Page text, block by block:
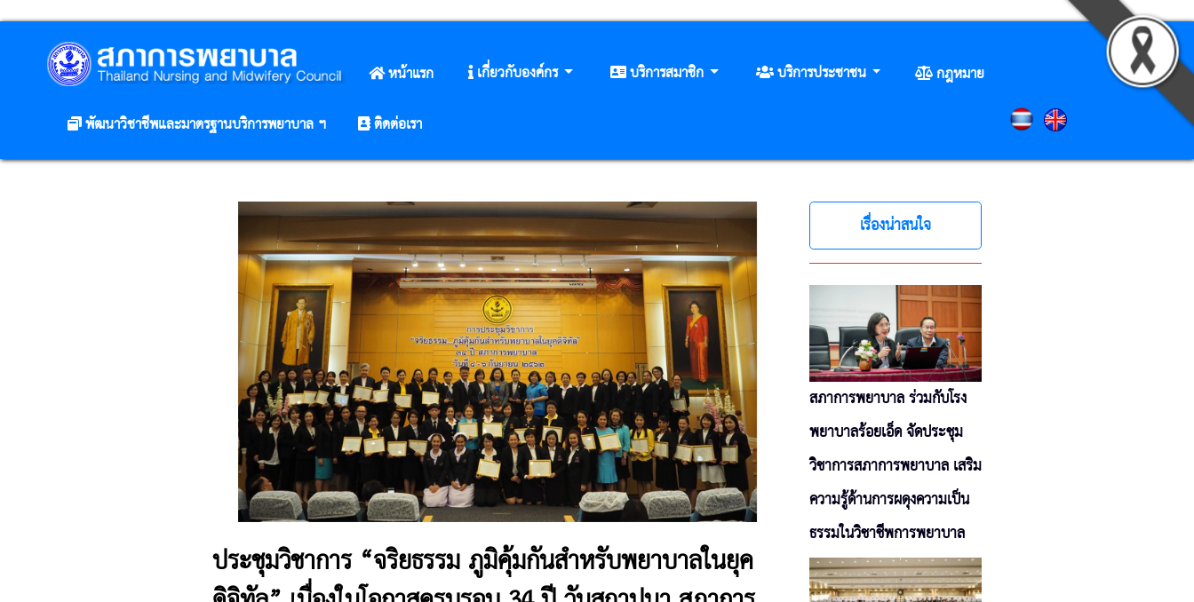
หน้าแรก เกี่ยวกับองค์กร บริการสมาชิก บริการประชาชน
กฎหมาย
พัฒนาวิชาชีพและมาตรฐานบริการพยาบาล ฯ
ติดต่อเรา
ประชุมวิชาการ “จริยธรรม ภูมิคุ้มกันสำหรับพยาบาลในยุค
เรื่องน่าสนใจ
สภาการพยาบาล ร่วมกับโรง
พยาบาลร้อยเอ็ด จัดประชุม
วิชาการสภาการพยาบาล เสริม
ความรู้ด้านการผดุงความเป็น
ธรรมในวิชาชีพการพยาบาล